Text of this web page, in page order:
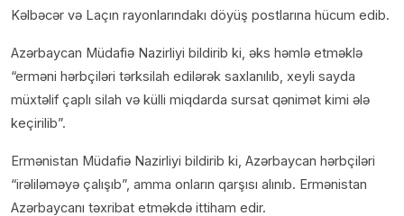
Kəlbəcər və Laçın rayonlarındakı döyüş postlarına hücum edib.
Azərbaycan Müdafiə Nazirliyi bildirib ki, əks həmlə etməklə
“erməni hərbçiləri tərksilah edilərək saxlanılıb, xeyli sayda
müxtəlif çaplı silah və külli miqdarda sursat qənimət kimi ələ
keçirilib”.
Ermənistan Müdafiə Nazirliyi bildirib ki, Azərbaycan hərbçiləri
“irəliləməyə çalışıb”, amma onların qarşısı alınıb. Ermənistan
Azərbaycanı təxribat etməkdə ittiham edir.